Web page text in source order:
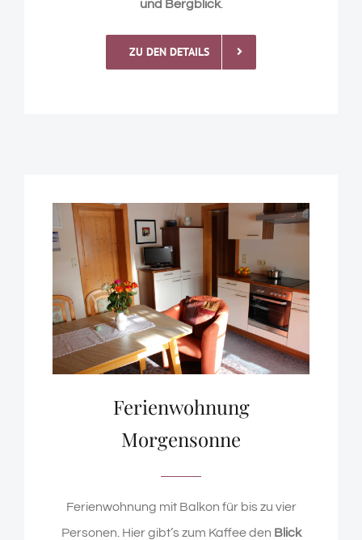
und Bergblick.
ZU DEN DETAILS
Ferienwohnung
Morgensonne
Ferienwohnung mit Balkon für bis zu vier
Personen. Hier gibt’s zum Kaffee den Blick